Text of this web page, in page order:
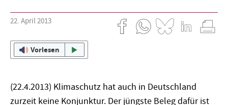
22. April 2013
Vorlesen
(22.4.2013) Klimaschutz hat auch in Deutschland
zurzeit keine Konjunktur. Der jüngste Beleg dafür ist